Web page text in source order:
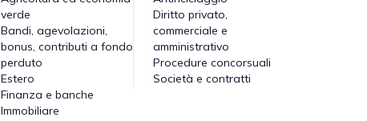
verde
Bandi, agevolazioni,
bonus, contributi a fondo
perduto
Estero
Finanza e banche
Immobiliare
Diritto privato,
commerciale e
amministrativo
Procedure concorsuali
Società e contratti